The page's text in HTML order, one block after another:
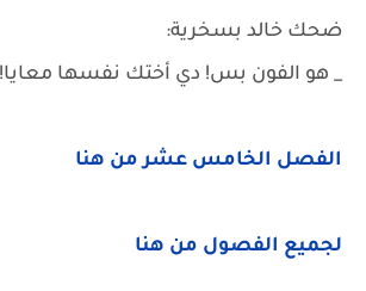
ضحك خالد بسخرية:
_ هو الفون بس! دي أختك نفسها
الفصل الخامس عشر من هنا
لجميع الفصول من هنا